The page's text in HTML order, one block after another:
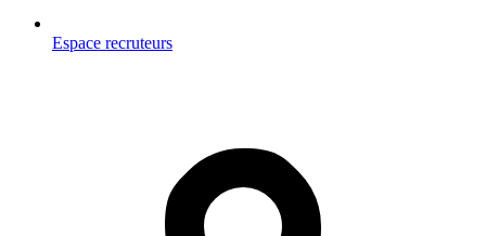
Espace recruteurs